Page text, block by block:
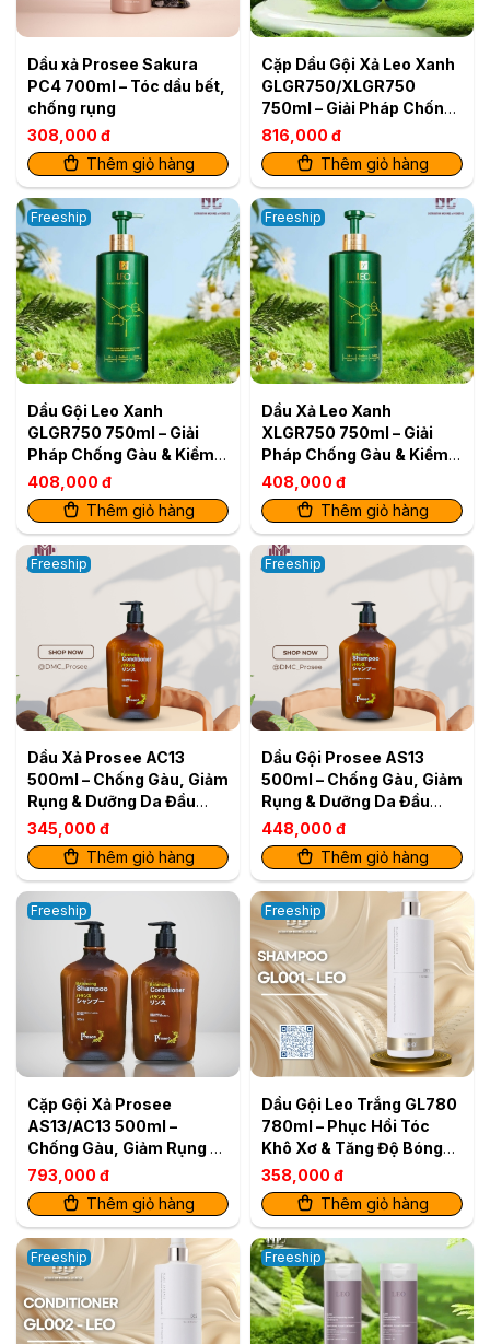
Dầu xả Prosee Sakura
PC4 700ml – Tóc dầu bết,
chống rụng
308,000 đ
Thêm giỏ hàng
Cặp Dầu Gội Xả Leo Xanh
GLGR750/XLGR750
750ml – Giải Pháp Chống
Gàu & Kiềm Dầu Hiệu Quả
816,000 đ
Thêm giỏ hàng
Freeship
Dầu Gội Leo Xanh
GLGR750 750ml – Giải
Pháp Chống Gàu & Kiềm
Dầu Hiệu Quả
408,000 đ
Thêm giỏ hàng
Freeship
Dầu Xả Leo Xanh
XLGR750 750ml – Giải
Pháp Chống Gàu & Kiềm
Dầu Hiệu Quả
408,000 đ
Thêm giỏ hàng
Freeship
Dầu Xả Prosee AC13
500ml – Chống Gàu, Giảm
Rụng & Dưỡng Da Đầu
Khỏe
345,000 đ
Thêm giỏ hàng
Freeship
Dầu Gội Prosee AS13
500ml – Chống Gàu, Giảm
Rụng & Dưỡng Da Đầu
Khỏe
448,000 đ
Thêm giỏ hàng
Freeship
Cặp Gội Xả Prosee
AS13/AC13 500ml –
Chống Gàu, Giảm Rụng &
Dưỡng Da Đầu Khỏe
793,000 đ
Thêm giỏ hàng
Freeship
Dầu Gội Leo Trắng GL780
780ml – Phục Hồi Tóc
Khô Xơ & Tăng Độ Bóng
Mượt
358,000 đ
Thêm giỏ hàng
Freeship Freeship